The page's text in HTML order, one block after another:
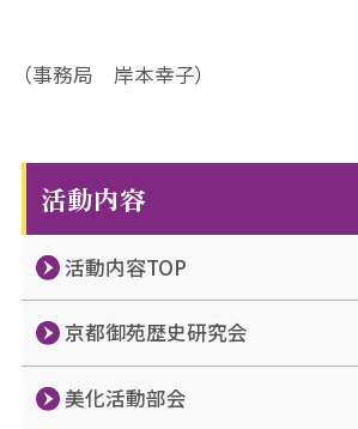
活動内容
活動内容TOP
京都御苑歴史研究会
美化活動部会
（事務局 岸本幸子）